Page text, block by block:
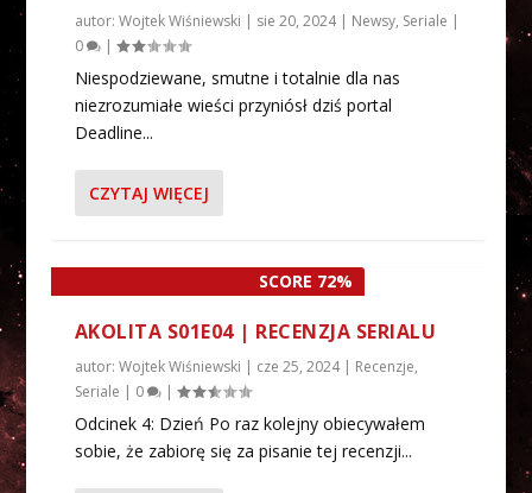
autor: Wojtek Wiśniewski | sie 20, 2024| Newsy, Seriale |
0
|
Niespodziewane, smutne i totalnie dla nas
niezrozumiałe wieści przyniósł dziś portal
Deadline...
CZYTAJ WIĘCEJ
SCORE 72%
AKOLITA S01E04 | RECENZJA SERIALU
autor: Wojtek Wiśniewski | cze 25, 2024| Recenzje,
Seriale | 0 |
Odcinek 4: Dzień Po raz kolejny obiecywałem
sobie, że zabiorę się za pisanie tej recenzji...